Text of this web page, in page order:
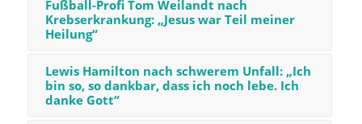
Fußball-Profi Tom Weilandt nach
Krebserkrankung: „Jesus war Teil meiner
Heilung“
Lewis Hamilton nach schwerem Unfall: „Ich
bin so, so dankbar, dass ich noch lebe. Ich
danke Gott“